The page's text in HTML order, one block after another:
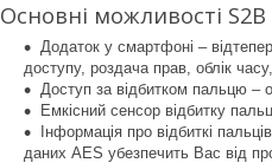
Основні можливості S2B
Додаток у смартфоні –
доступу, роздача прав, облік
Доступ за відбитком пальцю –
Емкісний сенсор відбитку
Інформація про відбиткі
даних AES убезпечить Вас від